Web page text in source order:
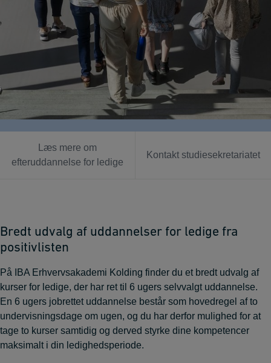
Læs mere om
efteruddannelse for ledige
Kontakt studiesekretariatet
Bredt udvalg af uddannelser for ledige fra
positivlisten
På IBA Erhvervsakademi Kolding finder du et bredt udvalg af
kurser for ledige, der har ret til 6 ugers selvvalgt uddannelse.
En 6 ugers jobrettet uddannelse består som hovedregel af to
undervisningsdage om ugen, og du har derfor mulighed for at
tage to kurser samtidig og derved styrke dine kompetencer
maksimalt i din ledighedsperiode.